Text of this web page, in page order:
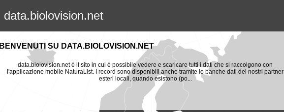
data.biolovision.net
BENVENUTI SU DATA.BIOLOVISION.NET
data.biolovision.net è il sito in cui è possibile vedere e scaricare tutti i dati che si raccolgono con
l'applicazione mobile NaturaList. I record sono disponibili anche tramite le banche dati dei nostri partner
esteri locali, quando esistono (po...